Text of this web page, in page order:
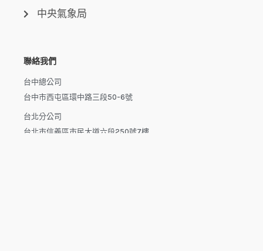
中央氣象局
聯絡我們
台中總公司
台中市西屯區環中路三段50-6號
台北分公司
台北市信義區市民大道六段250號7樓